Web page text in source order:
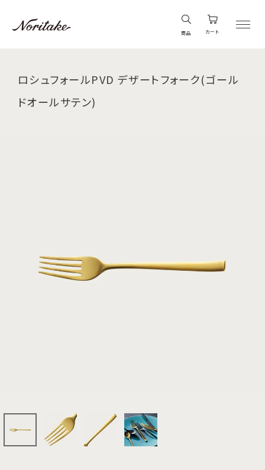
商品 カート
ロシュフォールPVD デザートフォーク(ゴール
ドオールサテン)